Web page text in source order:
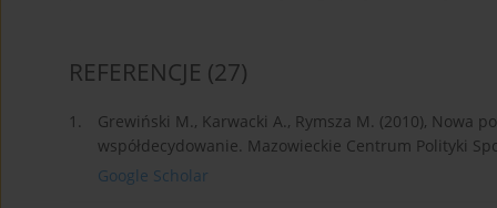
REFERENCJE (27)
1.
Grewiński M., Karwacki A., Rymsza M. (2010), Nowa
współdecydowanie. Mazowieckie Centrum Polityki
Google Scholar